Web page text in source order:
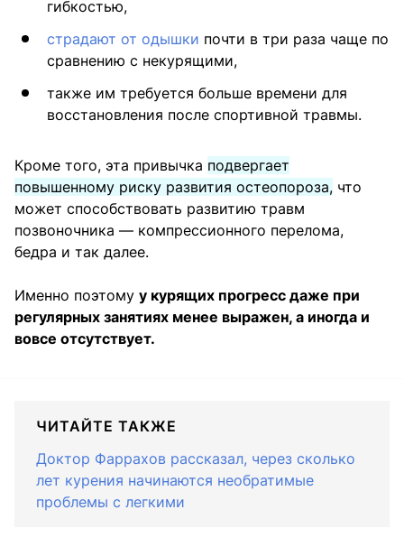
гибкостью,
страдают от одышки почти в три раза чаще по
сравнению с некурящими,
также им требуется больше времени для
восстановления после спортивной травмы.
Кроме того, эта привычка подвергает
повышенному риску развития остеопороза, что
может способствовать развитию травм
позвоночника — компрессионного перелома,
бедра и так далее.
Именно поэтому у курящих прогресс даже при
регулярных занятиях менее выражен, а иногда и
вовсе отсутствует.
ЧИТАЙТЕ ТАКЖЕ
Доктор Фаррахов рассказал, через сколько
лет курения начинаются необратимые
проблемы с легкими